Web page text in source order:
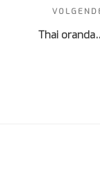
Thai